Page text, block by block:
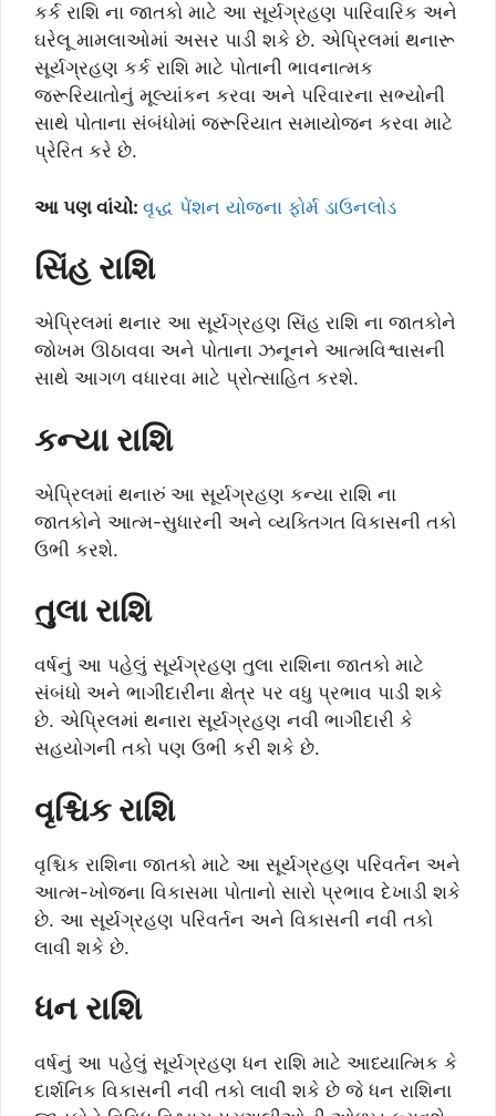
કર્ક રાશિ ના જાતકો માટે આ સૂર્યગ્રહણ પારિવારિક અને
ઘરેલૂ મામલાઓમાં અસર પાડી શકે છે. એપ્રિલમાં થનારૂ
સૂર્યગ્રહણ કર્ક રાશિ માટે પોતાની ભાવનાત્મક
જરૂરિયાતોનું મૂલ્યાંકન કરવા અને પરિવારના સભ્યોની
સાથે પોતાના સંબંધોમાં જરૂરિયાત સમાયોજન કરવા માટે
પ્રેરિત કરે છે.
આ પણ વાંચો: વૃદ્ધ પેંશન યોજના ફોર્મ ડાઉનલોડ
સિંહ રાશિ
એપ્રિલમાં થનાર આ સૂર્યગ્રહણ સિંહ રાશિ ના જાતકોને
જોખમ ઊઠાવવા અને પોતાના ઝનૂનને આત્મવિશ્વાસની
સાથે આગળ વધારવા માટે પ્રોત્સાહિત કરશે.
કન્યા રાશિ
એપ્રિલમાં થનારું આ સૂર્યગ્રહણ કન્યા રાશિ ના
જાતકોને આત્મ-સુધારની અને વ્યક્તિગત વિકાસની તકો
ઉભી કરશે.
તુલા રાશિ
વર્ષનું આ પહેલું સૂર્યગ્રહણ તુલા રાશિના જાતકો માટે
સંબંધો અને ભાગીદારીના ક્ષેત્ર પર વધુ પ્રભાવ પાડી શકે
છે. એપ્રિલમાં થનારા સૂર્યગ્રહણ નવી ભાગીદારી કે
સહયોગની તકો પણ ઉભી કરી શકે છે.
વૃશ્ચિક રાશિ
વૃશ્ચિક રાશિના જાતકો માટે આ સૂર્યગ્રહણ પરિવર્તન અને
આત્મ-ખોજના વિકાસમા પોતાનો સારો પ્રભાવ દેખાડી શકે
છે. આ સૂર્યગ્રહણ પરિવર્તન અને વિકાસની નવી તકો
લાવી શકે છે.
ધન રાશિ
વર્ષનું આ પહેલું સૂર્યગ્રહણ ધન રાશિ માટે આધ્યાત્મિક કે
દાર્શનિક વિકાસની નવી તકો લાવી શકે છે જે ધન રાશિના